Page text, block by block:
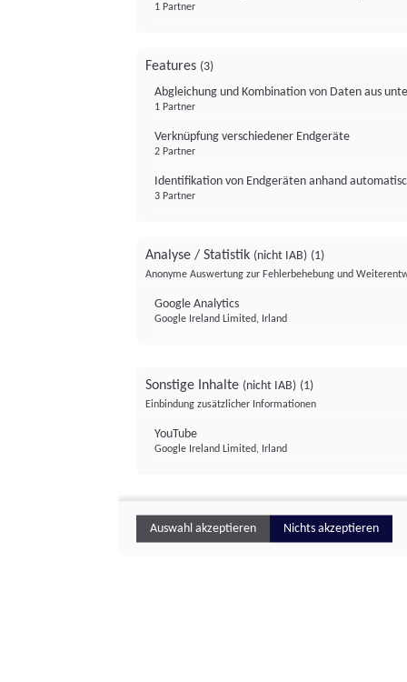
1 Partner
Features (3)
Abgleichung und Kombination von Daten aus
1 Partner
Verknüpfung verschiedener Endgeräte
2 Partner
Identifikation von Endgeräten anhand
3 Partner
Analyse / Statistik (nicht IAB) (1)
Anonyme Auswertung zur Fehlerbehebung und
Google Analytics
Google Ireland Limited, Irland
Sonstige Inhalte (nicht IAB) (1)
Einbindung zusätzlicher Informationen
YouTube
Google Ireland Limited, Irland
Auswahl akzeptieren Nichts akzeptieren